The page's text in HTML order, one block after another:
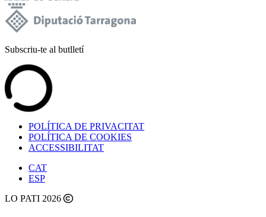
Subscriu-te al butlletí
POLÍTICA DE PRIVACITAT
POLÍTICA DE COOKIES
ACCESSIBILITAT
CAT
ESP
LO PATI 2026